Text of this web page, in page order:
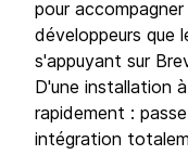
pour
développeurs que
s'appuyant sur
D'une installation
rapidement :
intégration